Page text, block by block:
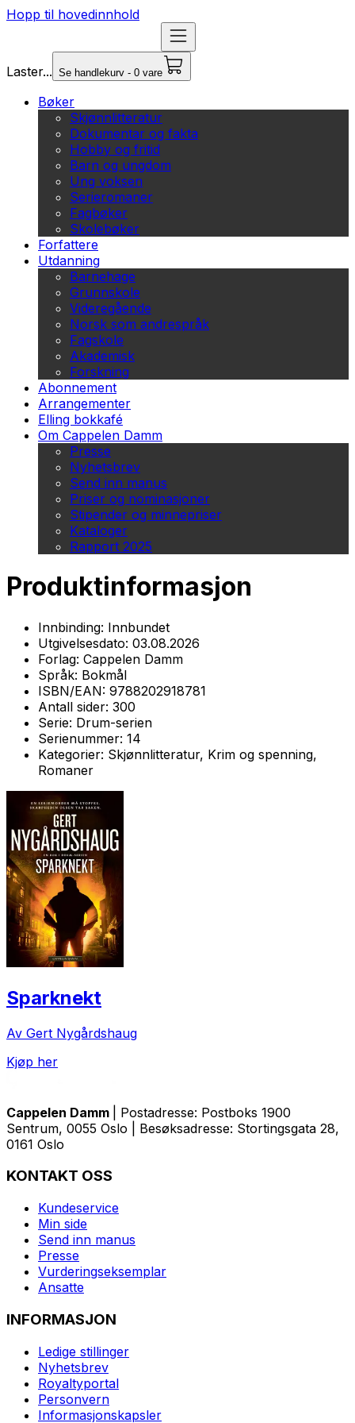
Hopp til hovedinnhold
Laster... Se handlekurv - 0 vare
Bøker
Skjønnlitteratur
Dokumentar og fakta
Hobby og fritid
Barn og ungdom
Ung voksen
Serieromaner
Fagbøker
Skolebøker
Forfattere
Utdanning
Barnehage
Grunnskole
Videregående
Norsk som andrespråk
Fagskole
Akademisk
Forskning
Abonnement
Arrangementer
Elling bokkafé
Om Cappelen Damm
Presse
Nyhetsbrev
Send inn manus
Priser og nominasjoner
Stipender og minnepriser
Kataloger
Rapport 2025
Produktinformasjon
Innbinding: Innbundet
Utgivelsesdato: 03.08.2026
Forlag: Cappelen Damm
Språk: Bokmål
ISBN/EAN: 9788202918781
Antall sider: 300
Serie: Drum-serien
Serienummer: 14
Kategorier: Skjønnlitteratur, Krim og spenning,
Romaner
Sparknekt
Av Gert Nygårdshaug
Kjøp her
Cappelen Damm
| Postadresse: Postboks 1900
Sentrum, 0055 Oslo | Besøksadresse: Stortingsgata 28,
0161 Oslo
KONTAKT OSS
Kundeservice
Min side
Send inn manus
Presse
Vurderingseksemplar
Ansatte
INFORMASJON
Ledige stillinger
Nyhetsbrev
Royaltyportal
Personvern
Informasjonskapsler